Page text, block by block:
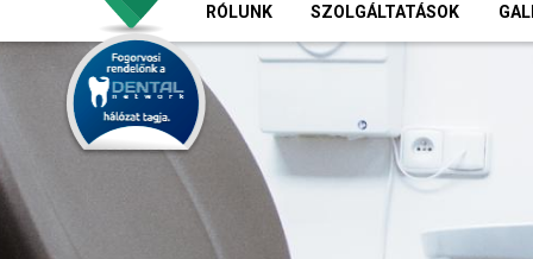
RÓLUNK SZOLGÁLTATÁSOK